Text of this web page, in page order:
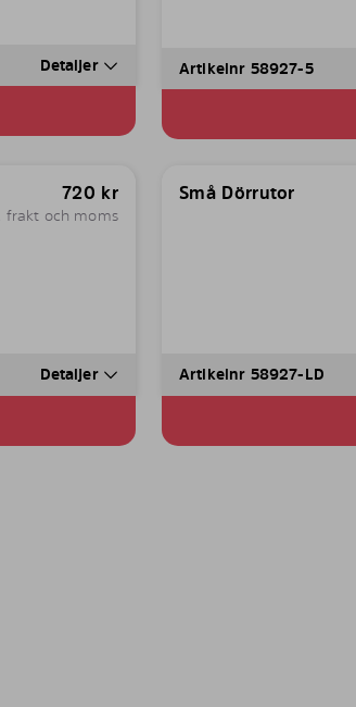
Detaljer Artikelnr 58927-5
720 kr
frakt och moms
Detaljer
Små Dörrutor
Artikelnr 58927-LD